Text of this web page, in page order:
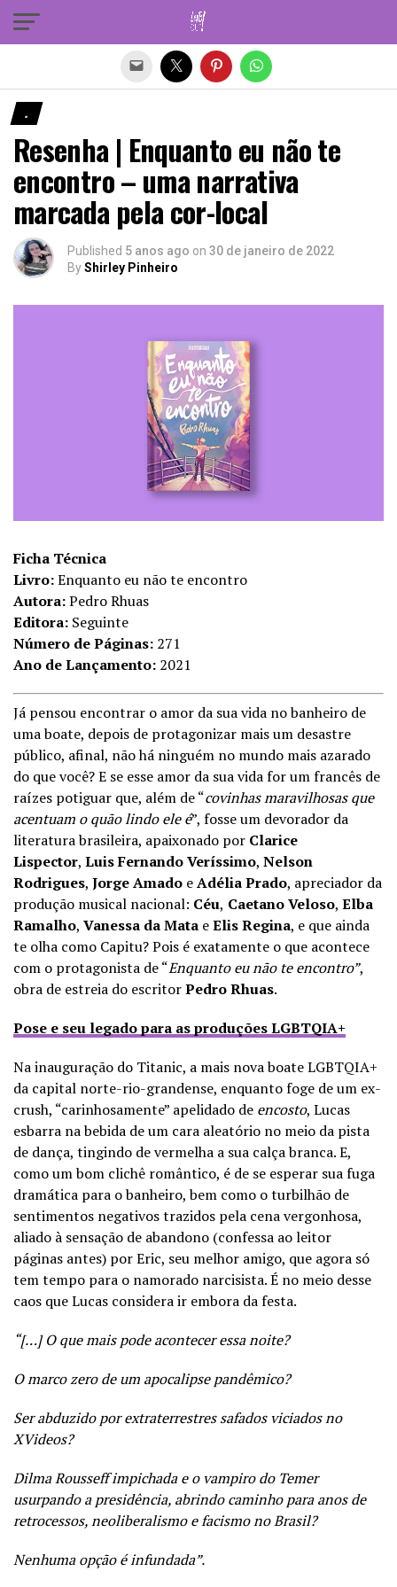
.
Resenha | Enquanto eu não te
encontro – uma narrativa
marcada pela cor-local
Published 5 anos ago on 30 de janeiro de 2022
ByShirley Pinheiro
Ficha Técnica
Livro:Enquanto eu não te encontro
Autora:Pedro Rhuas
Editora: Seguinte
Número de Páginas: 271
Ano de Lançamento: 2021
Já pensou encontrar o amor da sua vida no banheiro de
uma boate, depois de protagonizar mais um desastre
público, afinal, não há ninguém no mundo mais azarado
do que você? E se esse amor da sua vida for um francês de
raízes potiguar que, além de “covinhas maravilhosas que
acentuam o quão lindo ele é”, fosse um devorador da
literatura brasileira, apaixonado por Clarice
Lispector, Luis Fernando Veríssimo, Nelson
Rodrigues, Jorge Amado eAdélia Prado, apreciador da
produção musical nacional: Céu, Caetano Veloso, Elba
Ramalho, Vanessa da Mata eElis Regina, e que ainda
te olha como Capitu? Pois é exatamente o que acontece
com o protagonista de “Enquanto eu não te encontro”,
obra de estreia do escritorPedro Rhuas.
Pose e seu legado para as produções LGBTQIA+
Na inauguração do Titanic, a mais nova boate LGBTQIA+
da capital norte-rio-grandense, enquanto foge de um ex-
crush, “carinhosamente” apelidado de encosto, Lucas
esbarra na bebida de um cara aleatório no meio da pista
de dança, tingindo de vermelha a sua calça branca. E,
como um bom clichê romântico, é de se esperar sua fuga
dramática para o banheiro, bem como o turbilhão de
sentimentos negativos trazidos pela cena vergonhosa,
aliado à sensação de abandono (confessa ao leitor
páginas antes) por Eric, seu melhor amigo, que agora só
tem tempo para o namorado narcisista. É no meio desse
caos que Lucas considera ir embora da festa.
“[…] O que mais pode acontecer essa noite?
O marco zero de um apocalipse pandêmico?
Ser abduzido por extraterrestres safados viciados no
XVideos?
Dilma Rousseff impichada e o vampiro do Temer
usurpando a presidência, abrindo caminho para anos de
retrocessos, neoliberalismo e facismo no Brasil?
Nenhuma opção é infundada”.
Sair da versão mobile